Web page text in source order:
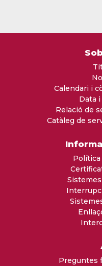
Calendari i
Data
Relació de
Catàleg de
Preguntes